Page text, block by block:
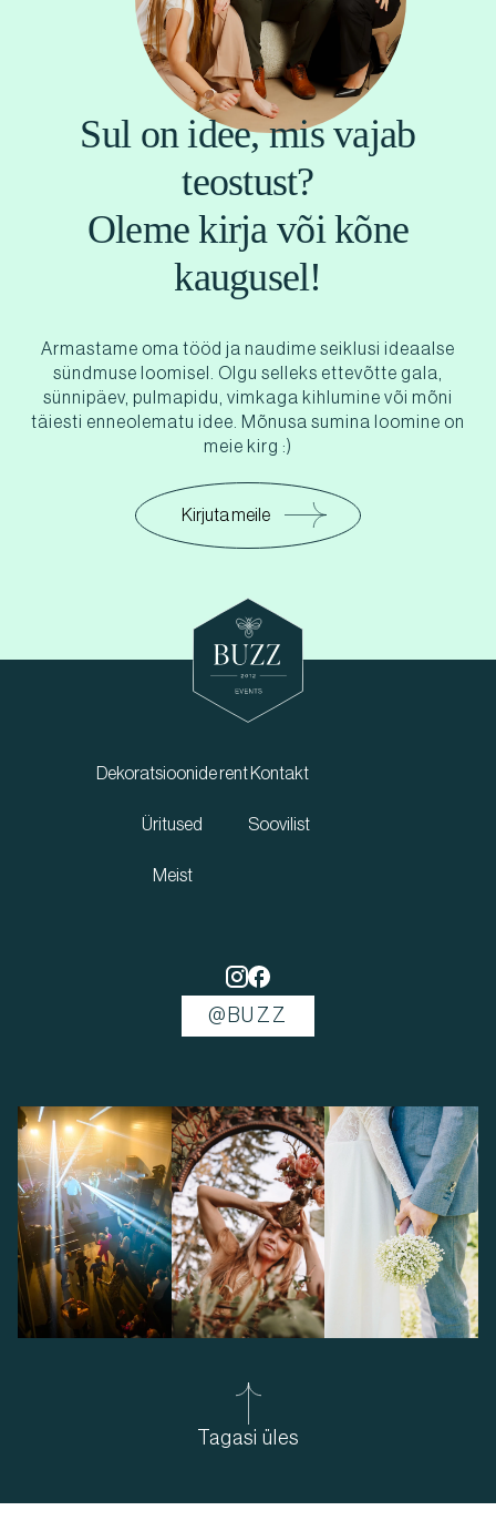
Sul on idee, mis vajab
teostust?
Oleme kirja või kõne
kaugusel!
Armastame oma tööd ja naudime seiklusi ideaalse
sündmuse loomisel. Olgu selleks ettevõtte gala,
sünnipäev, pulmapidu, vimkaga kihlumine või mõni
täiesti enneolematu idee. Mõnusa sumina loomine on
meie kirg :)
Kirjuta meile
@BUZZ
Dekoratsioonide rent
Üritused
Meist
Kontakt
Soovilist
Tagasi üles